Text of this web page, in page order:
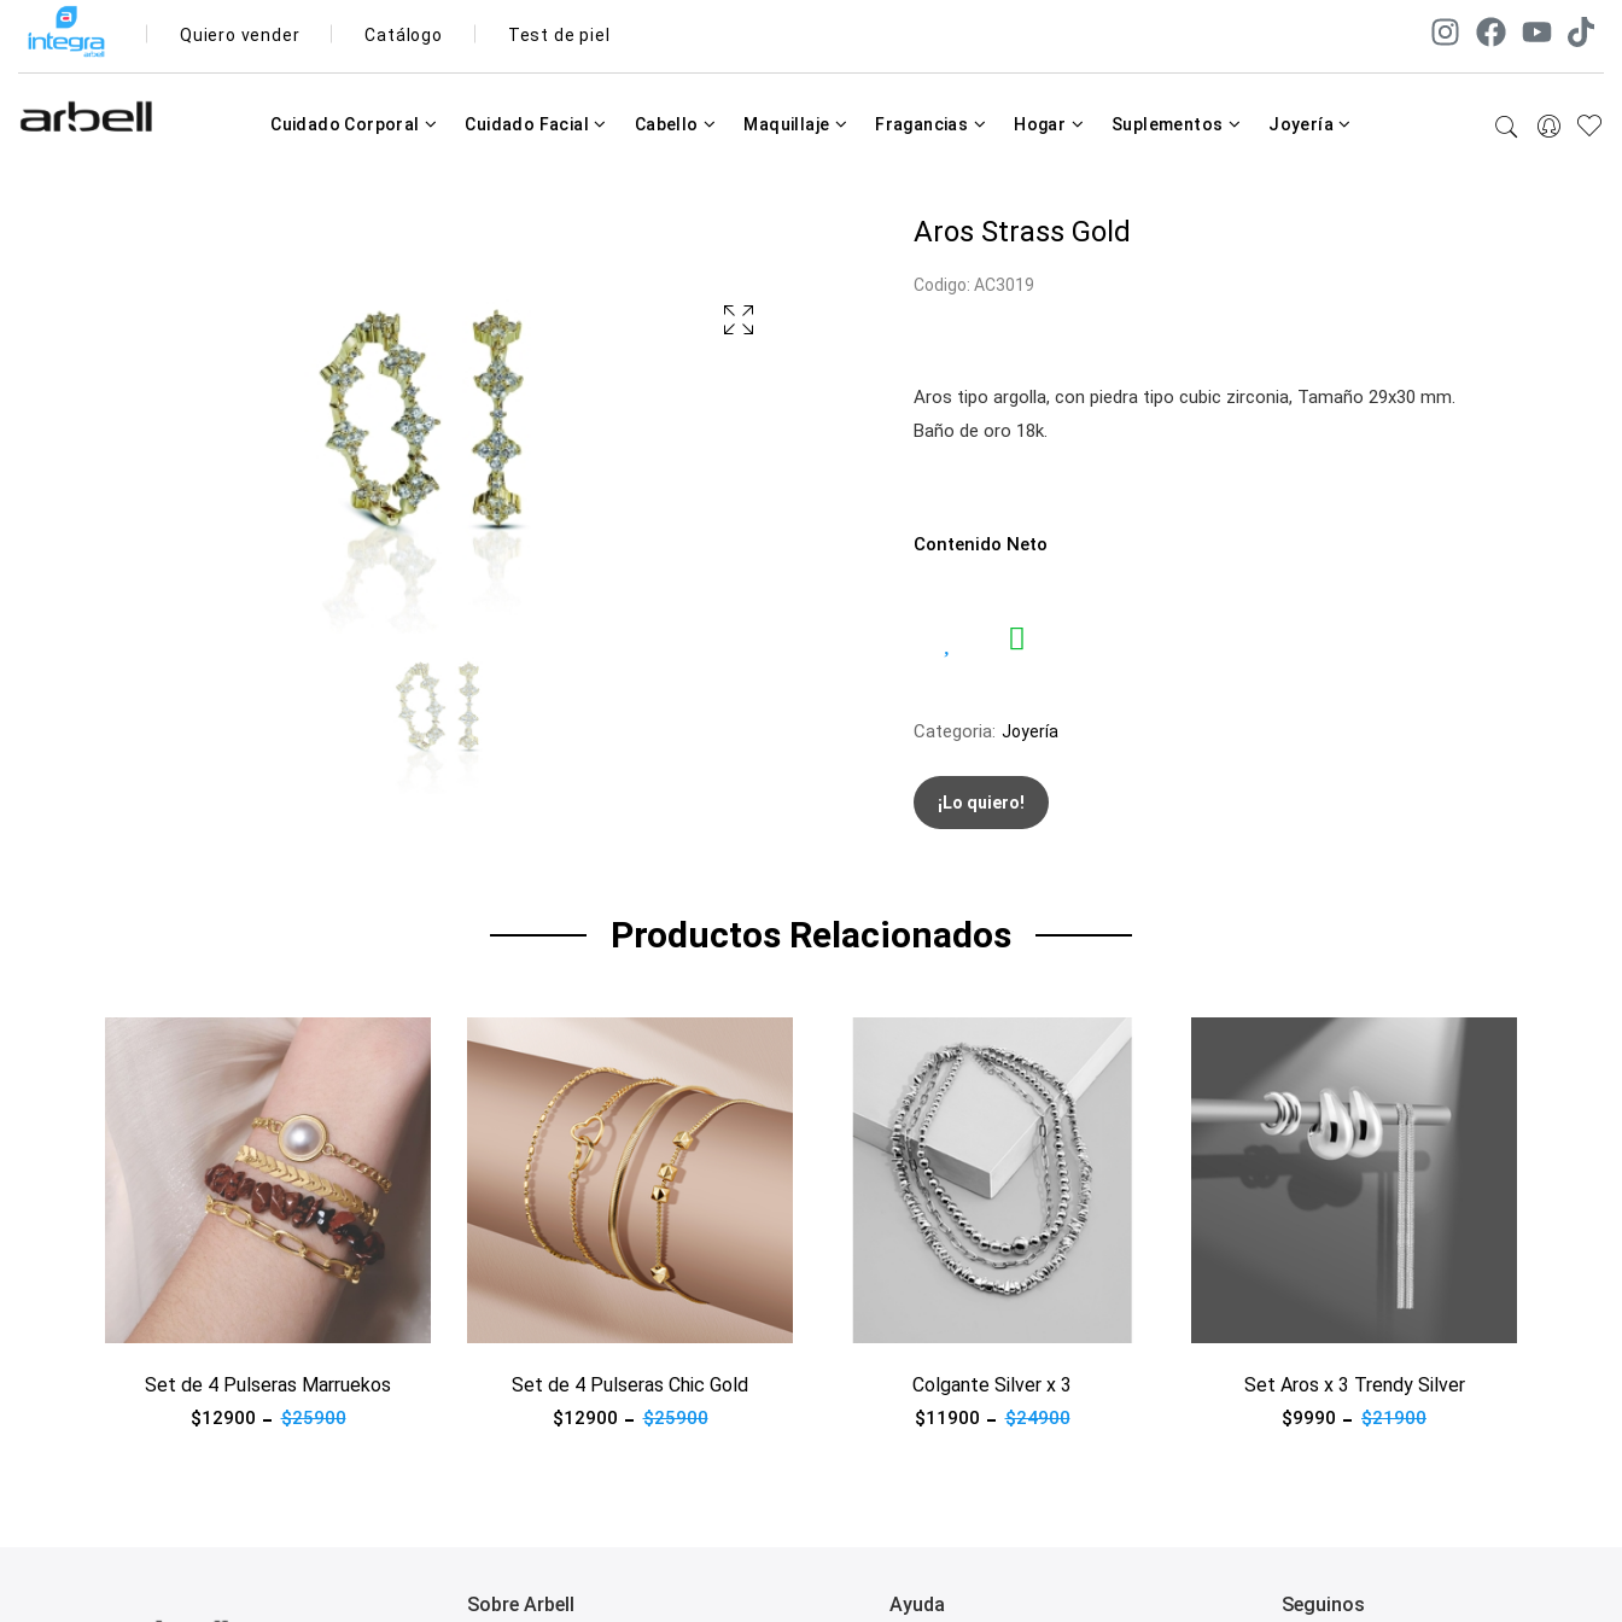
Quiero vender Catálogo Test de piel
Cuidado Corporal Cuidado Facial Cabello Maquillaje Fragancias Hogar Suplementos Joyería
Aros Strass Gold
Codigo: AC3019
Aros tipo argolla, con piedra tipo cubic zirconia, Tamaño 29x30 mm.
Baño de oro 18k.
Contenido Neto
Categoria: Joyería
¡Lo quiero!
Productos Relacionados
Set de 4 Pulseras Marruekos
$12900 $25900
Set de 4 Pulseras Chic Gold
$12900 $25900
Colgante Silver x 3
$11900 $24900
Set Aros x 3 Trendy Silver
$9990 $21900
Sobre Arbell Ayuda Seguinos